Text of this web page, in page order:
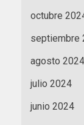
octubre
septiembre
agosto 2024
julio 2024
junio 2024